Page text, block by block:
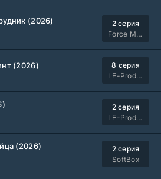
(2026)
2 серия
Force Media
(2026)
8 серия
LE-Production
2 серия
LE-Production
(2026)
2 серия
SoftBox